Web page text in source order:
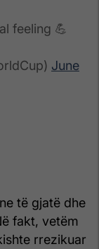
feeling 💪
June
të gjatë dhe
fakt, vetëm
rrezikuar